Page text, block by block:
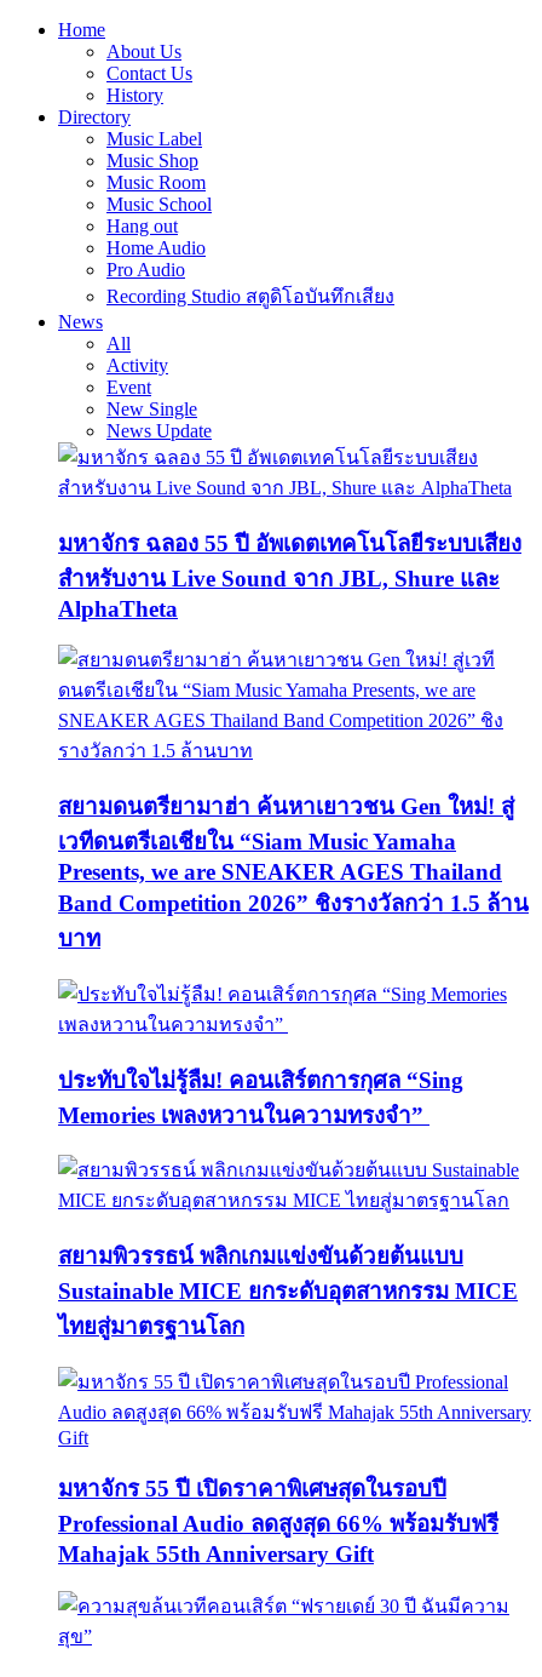
Home
About Us
Contact Us
History
Directory
Music Label
Music Shop
Music Room
Music School
Hang out
Home Audio
Pro Audio
Recording Studio สตูดิโอบันทึกเสียง
News
All
Activity
Event
New Single
News Update
มหาจักร ฉลอง 55 ปี อัพเดตเทคโนโลยีระบบเสียง
สำหรับงาน Live Sound จาก JBL, Shure และ
AlphaTheta
สยามดนตรียามาฮ่า ค้นหาเยาวชน Gen ใหม่! สู่
เวทีดนตรีเอเชียใน “Siam Music Yamaha
Presents, we are SNEAKER AGES Thailand
Band Competition 2026” ชิงรางวัลกว่า 1.5 ล้าน
บาท
ประทับใจไม่รู้ลืม! คอนเสิร์ตการกุศล “Sing
Memories เพลงหวานในความทรงจำ”
สยามพิวรรธน์ พลิกเกมแข่งขันด้วยต้นแบบ
Sustainable MICE ยกระดับอุตสาหกรรม MICE
ไทยสู่มาตรฐานโลก
มหาจักร 55 ปี เปิดราคาพิเศษสุดในรอบปี
Professional Audio ลดสูงสุด 66% พร้อมรับฟรี
Mahajak 55th Anniversary Gift